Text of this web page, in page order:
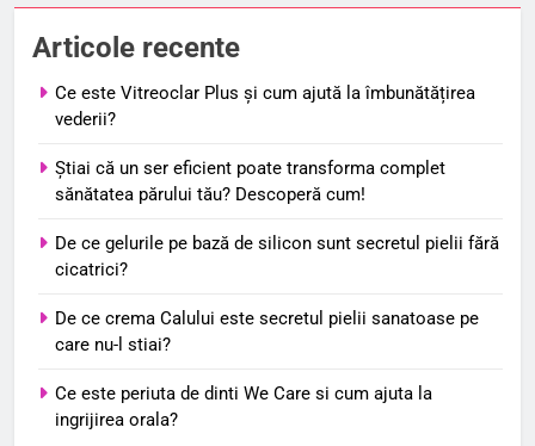
Articole recente
Ce este Vitreoclar Plus și cum ajută la îmbunătățirea
vederii?
Știai că un ser eficient poate transforma complet
sănătatea părului tău? Descoperă cum!
De ce gelurile pe bază de silicon sunt secretul pielii fără
cicatrici?
De ce crema Calului este secretul pielii sanatoase pe
care nu-l stiai?
Ce este periuta de dinti We Care si cum ajuta la
ingrijirea orala?